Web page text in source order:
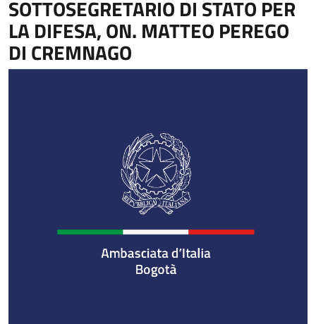
SOTTOSEGRETARIO DI STATO PER
LA DIFESA, ON. MATTEO PEREGO
DI CREMNAGO